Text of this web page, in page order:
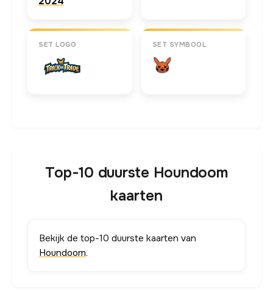
SET LOGO SET SYMBOOL
Top-10 duurste Houndoom
kaarten
Bekijk de top-10 duurste kaarten van
Houndoom.